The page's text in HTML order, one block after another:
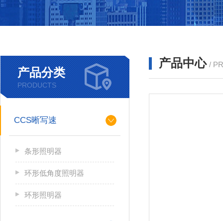
产品分类
PRODUCTS
CCS晰写速
条形照明器
环形低角度照明器
环形照明器
产品中心 /